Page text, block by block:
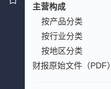
主营构成
按产品分类
按行业分类
按地区分类
财报原始文件（PDF）